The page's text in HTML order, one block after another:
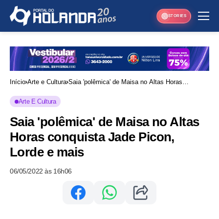
STORIES
Início Arte e Cultura Saia 'polêmica' de Maisa no Altas Horas
Arte E Cultura
Saia 'polêmica' de Maisa no Altas
Horas conquista Jade Picon,
Lorde e mais
06/05/2022 às 16h06